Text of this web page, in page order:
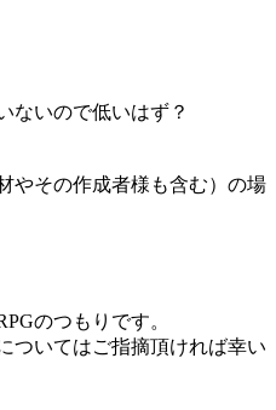
ないので低いはず？
やその作成者様も含む）の場
のつもりです。
ついてはご指摘頂ければ幸い